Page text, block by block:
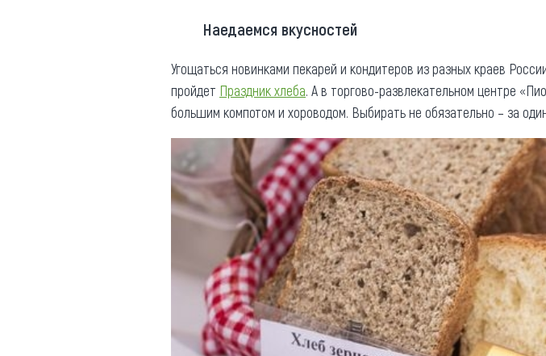
Наедаемся вкусностей
Угощаться новинками пекарей и кондитеров из разных краев
пройдет Праздник хлеба. А в торгово-развлекательном центре
большим компотом и хороводом. Выбирать не обязательно – за